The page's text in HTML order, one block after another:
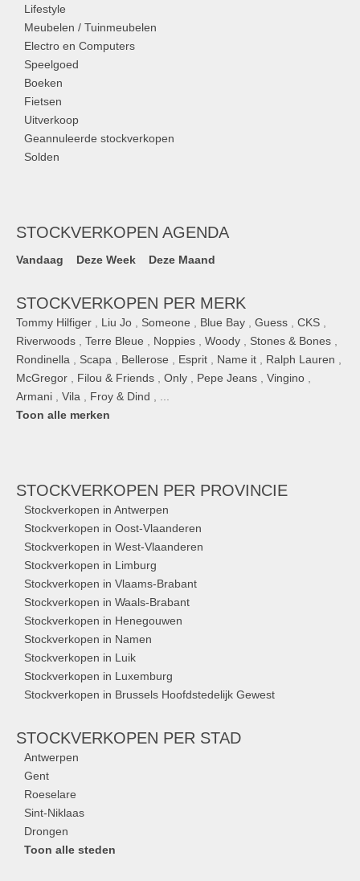
Lifestyle
Meubelen / Tuinmeubelen
Electro en Computers
Speelgoed
Boeken
Fietsen
Uitverkoop
Geannuleerde stockverkopen
Solden
STOCKVERKOPEN AGENDA
Vandaag Deze Week Deze Maand
STOCKVERKOPEN PER MERK
Tommy Hilfiger Liu Jo Someone Blue Bay Guess CKS
Riverwoods
Terre Bleue Noppies Woody Stones & Bones
Rondinella
Scapa Bellerose Esprit Name it Ralph Lauren
McGregor
Filou & Friends Only Pepe Jeans Vingino
Armani
Vila Froy & Dind
Toon alle merken
STOCKVERKOPEN PER PROVINCIE
Stockverkopen in Antwerpen
Stockverkopen in Oost-Vlaanderen
Stockverkopen in West-Vlaanderen
Stockverkopen in Limburg
Stockverkopen in Vlaams-Brabant
Stockverkopen in Waals-Brabant
Stockverkopen in Henegouwen
Stockverkopen in Namen
Stockverkopen in Luik
Stockverkopen in Luxemburg
Stockverkopen in Brussels Hoofdstedelijk Gewest
STOCKVERKOPEN PER STAD
Antwerpen
Gent
Roeselare
Sint-Niklaas
Drongen
Toon alle steden